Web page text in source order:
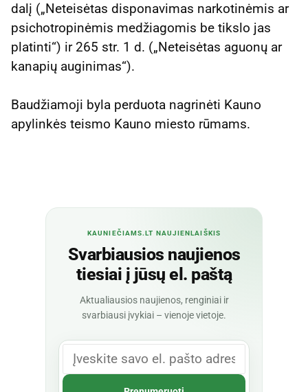
dalį („Neteisėtas disponavimas narkotinėmis ar
psichotropinėmis medžiagomis be tikslo jas
platinti“) ir 265 str. 1 d. („Neteisėtas aguonų ar
kanapių auginimas“).
Baudžiamoji byla perduota nagrinėti Kauno
apylinkės teismo Kauno miesto rūmams.
KAUNIEČIAMS.LT NAUJIENLAIŠKIS
Svarbiausios naujienos
tiesiai į jūsų el. paštą
Aktualiausios naujienos, renginiai ir
svarbiausi įvykiai – vienoje vietoje.